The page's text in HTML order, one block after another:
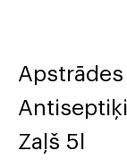
Zaļš 5l